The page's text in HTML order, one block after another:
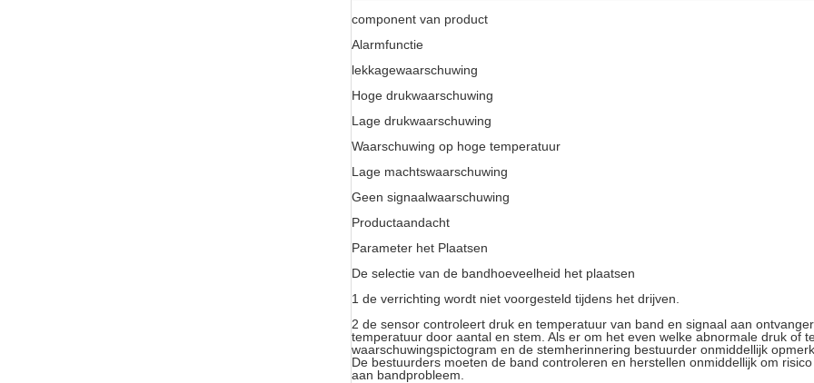
component van product
Alarmfunctie
lekkagewaarschuwing
Hoge drukwaarschuwing
Lage drukwaarschuwing
Waarschuwing op hoge temperatuur
Lage machtswaarschuwing
Geen signaalwaarschuwing
Productaandacht
Parameter het Plaatsen
De selectie van de bandhoeveelheid het plaatsen
1 de verrichting wordt niet voorgesteld tijdens het drijven.
2 de sensor controleert druk en temperatuur van band en signaal aan
temperatuur door aantal en stem. Als er om het even welke abnormale druk of
waarschuwingspictogram en de stemherinnering bestuurder onmiddellijk
De bestuurders moeten de band controleren en herstellen onmiddellijk om
aan bandprobleem.